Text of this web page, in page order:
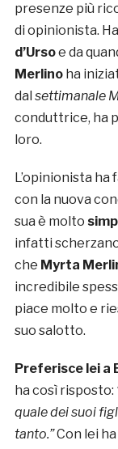
presenze più
di opinionista.
d’Ursoe da
Merlino ha
dal settimanale
conduttrice, ha
loro.
L’opinionista
con la nuova
sua è molto
infatti
che Myrta
incredibile
piace molto e
suo salotto.
Preferisce lei a
ha così risposto:
quale dei suoi
tanto.”Con lei